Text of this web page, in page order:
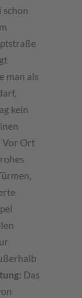
schon
man als
kein
Vor Ort
Das